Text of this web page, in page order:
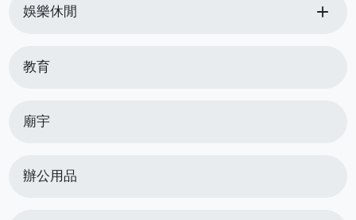
娛樂休閒 add
教育
廟宇
辦公用品